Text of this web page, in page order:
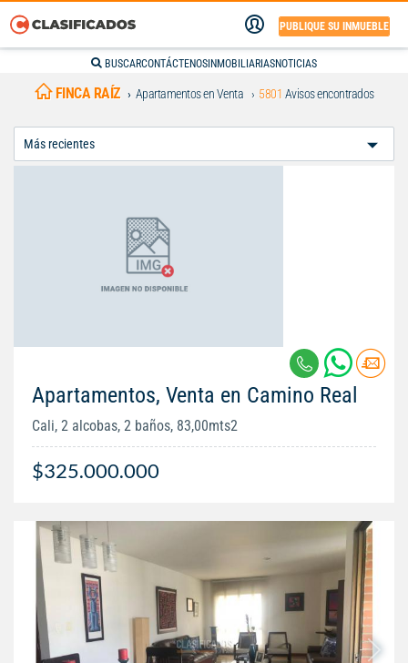
PUBLIQUE SU INMUEBLE
BUSCARCONTÁCTENOS INMOBILIARIASNOTICIAS
FINCA RAÍZ Apartamentos en Venta 5801 Avisos encontrados
Apartamentos, Venta en Camino Real
Cali, 2 alcobas, 2 baños, 83,00mts2
$325.000.000